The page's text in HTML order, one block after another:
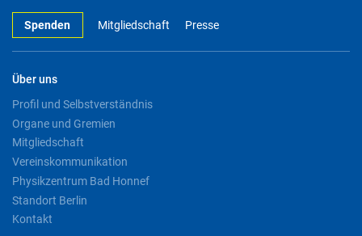
Spenden Mitgliedschaft Presse
Über uns
Profil und Selbstverständnis
Organe und Gremien
Mitgliedschaft
Vereinskommunikation
Physikzentrum Bad Honnef
Standort Berlin
Kontakt